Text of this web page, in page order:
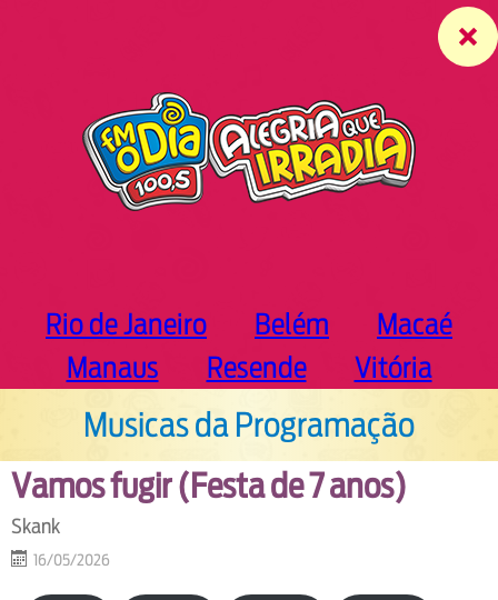
Rio de Janeiro Belém
Macaé
Manaus
Resende Vitória
Musicas da Programação
Vamos fugir (Festa de 7 anos)
Skank
16/05/2026